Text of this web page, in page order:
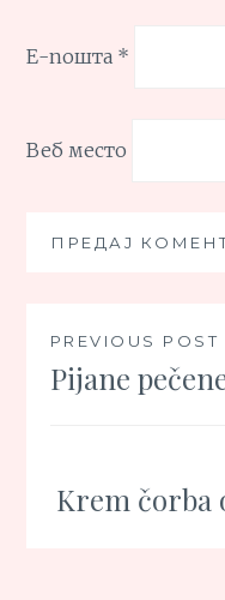
Е-пошта *
Веб место
Кретање
чланка
PREVIOUS POST
Pijane
Krem čorba